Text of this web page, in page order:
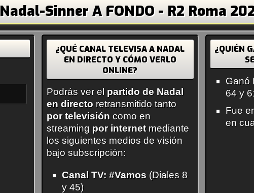
Nadal-Sinner A FONDO - R2 Roma
¿QUÉ CANAL TELEVISA A NADAL
EN DIRECTO Y CÓMO VERLO
ONLINE?
Podrás ver el partido de Nadal
en directoretransmitido tanto
por televisión como en
streaming por internetmediante
los siguientes medios de visión
bajo subscripción:
Canal TV: #Vamos(Diales 8
y 45)
¿QUIÉN
Ganó
64 y
Fue
en